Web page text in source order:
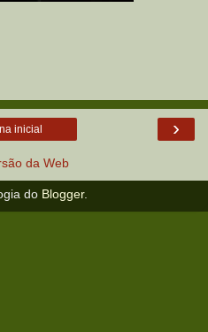
›
inicial
da Web
do Blogger.